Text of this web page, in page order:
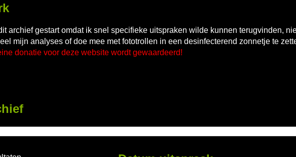
archief gestart omdat ik snel specifieke uitspraken wilde kunnen terugvinden,
mijn analyses of doe mee met fototrollen in een desinfecterend zonnetje te
donatie voor deze website wordt gewaardeerd!